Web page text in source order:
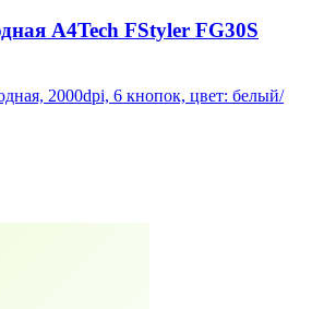
A4Tech FStyler FG30S
2000dpi, 6 кнопок, цвет: белый/